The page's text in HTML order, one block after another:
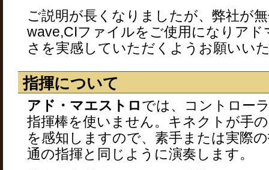
ご説明が長くなりましたが、弊社が
wave,CIファイルをご使用になりア
さを実感していただくようお願いい
指揮について
アド・マエストロでは、コントロー
指揮棒を使いません。キネクトが手
を感知しますので、素手または実際
通の指揮と同じように演奏します。